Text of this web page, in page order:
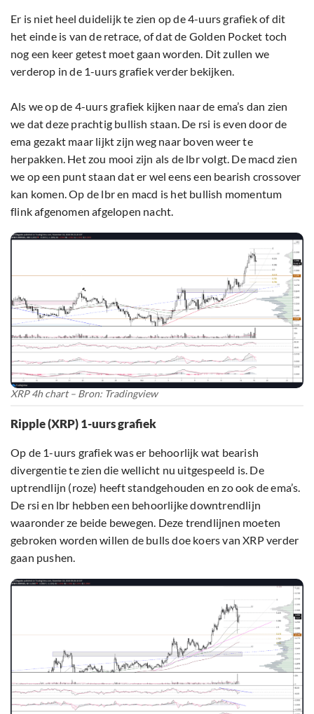
Er is niet heel duidelijk te zien op de 4-uurs grafiek of dit
het einde is van de retrace, of dat de Golden Pocket toch
nog een keer getest moet gaan worden. Dit zullen we
verderop in de 1-uurs grafiek verder bekijken.
Als we op de 4-uurs grafiek kijken naar de ema’s dan zien
we dat deze prachtig bullish staan. De rsi is even door de
ema gezakt maar lijkt zijn weg naar boven weer te
herpakken. Het zou mooi zijn als de lbr volgt. De macd zien
we op een punt staan dat er wel eens een bearish crossover
kan komen. Op de lbr en macd is het bullish momentum
flink afgenomen afgelopen nacht.
XRP 4h chart – Bron: Tradingview
Ripple (XRP) 1-uurs grafiek
Op de 1-uurs grafiek was er behoorlijk wat bearish
divergentie te zien die wellicht nu uitgespeeld is. De
uptrendlijn (roze) heeft standgehouden en zo ook de ema’s.
De rsi en lbr hebben een behoorlijke downtrendlijn
waaronder ze beide bewegen. Deze trendlijnen moeten
gebroken worden willen de bulls doe koers van XRP verder
gaan pushen.